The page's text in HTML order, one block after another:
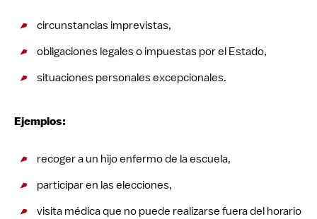
circunstancias imprevistas,
obligaciones legales o impuestas por el Estado,
situaciones personales excepcionales.
Ejemplos:
recoger a un hijo enfermo de la escuela,
participar en las elecciones,
visita médica que no puede realizarse fuera del horario